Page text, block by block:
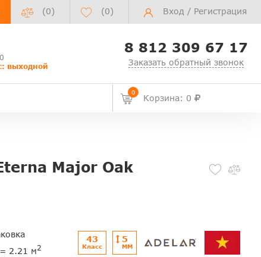
(0) (0) Вход / Регистрация
выходной
8 812 309 67 17
Заказать обратный звонок
0
Корзина: 0
Major Oak
2.21 м2
43
Класс
5
ММ